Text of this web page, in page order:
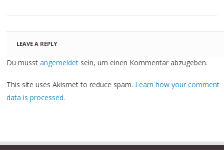
LEAVE A REPLY
Du musstangemeldet sein, um einen Kommentar abzugeben.
This site uses Akismet to reduce spam. Learn how your comment
data is processed.